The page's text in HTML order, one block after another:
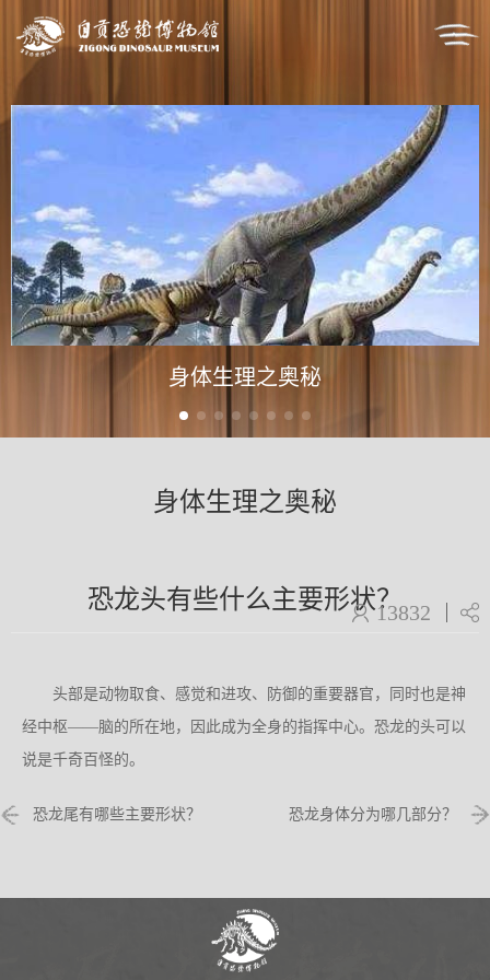
身体生理之奥秘
身体生理之奥秘
恐龙头有些什么主要形状？13832
头部是动物取食、感觉和进攻、防御的重要器官，同时也是神
经中枢——脑的所在地，因此成为全身的指挥中心。恐龙的头可以
说是千奇百怪的。
恐龙尾有哪些主要形状？ 恐龙身体分为哪几部分？